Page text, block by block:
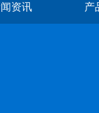
资讯 产